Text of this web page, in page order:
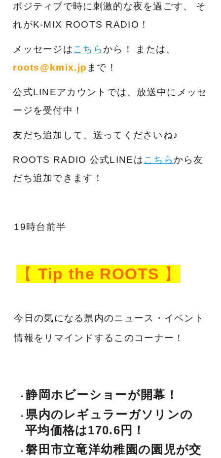
ポジティブで時に刺激的な夜を過ごす、
そ
れがK-MIX ROOTS RADIO！
メッセージはこちら から！
または、
roots@kmix.jp まで！
公式LINEアカウントでは、放送中にメッセ
ージを受付中！
友だち追加して、送ってくださいね♪
ROOTS RADIO 公式LINEはこちら から友
だち追加できます！
19時台前半
【 Tip the ROOTS 】
今日の気になる県内のニュース・イベント
情報をリマインドするこのコーナー！
静岡ホビーショーが開幕！
県内のレギュラーガソリンの
平均価格は170.6円！
磐田市立竜洋幼稚園の園児が交